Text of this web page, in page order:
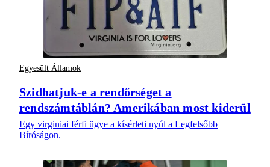
Egyesült Államok
Szidhatjuk-e a rendőrséget a
rendszámtáblán? Amerikában most kiderül
Egy virginiai férfi ügye a kísérleti nyúl a Legfelsőbb
Bíróságon.